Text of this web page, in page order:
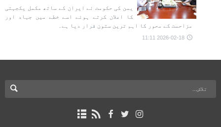
یمن کی حکومت نے ایران کے ساتھ مکمل یکجہتی
کا اعلان کرتے ہوئے اسے خطے میں جہاد اور
مزاحمت کے محور کا اہم ترین ستون قرار دیا ہے۔
2026-02-18 11:11